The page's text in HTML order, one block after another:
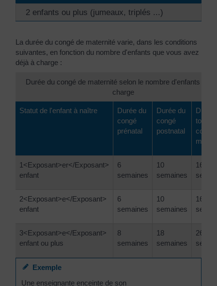
2 enfants ou plus (jumeaux, triplés ...)
La durée du congé de maternité varie, dans les conditions
suivantes, en fonction du nombre d'enfants que vous avez
déjà à charge :
Durée du congé de maternité selon le nombre d'enfants déjà
charge
Statut de l'enfant à naître
Durée du
congé
prénatal
Durée du
congé
postnatal
Durée
totale
congé
1<Exposant>er</Exposant>
enfant
6
semaines
10
semaines
16
2<Exposant>e</Exposant>
enfant
6
semaines
10
semaines
16
3<Exposant>e</Exposant>
enfant ou plus
8
semaines
18
semaines
26
Exemple
Une enseignante enceinte de son